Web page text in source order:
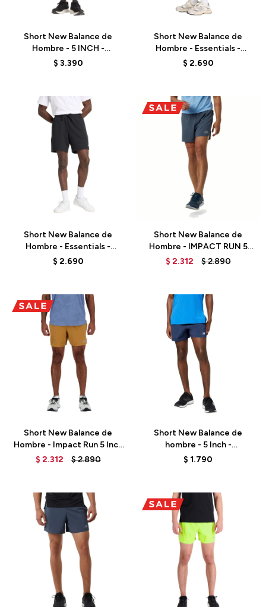
Short New Balance de
Hombre - 5 INCH -
MS41286BK - BLACK
$ 3.390
Short New Balance de
Hombre - Essentials -
MS41520AG - ATHLETIC
$ 2.690
Short New Balance de
Hombre - Essentials -
MS41520BK - BLACK
$ 2.690
Short New Balance de
Hombre - IMPACT RUN 5
INCH - MS21268THN - GREY
$ 2.312 $2.890
Short New Balance de
Hombre - Impact Run 5 Inch
- MS21278TOB - TOBACCO
$ 2.312 $2.890
Short New Balance de
hombre - 5 Inch -
MS23228NGO - BLUE
$ 1.790